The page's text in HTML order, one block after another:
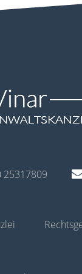
25317809